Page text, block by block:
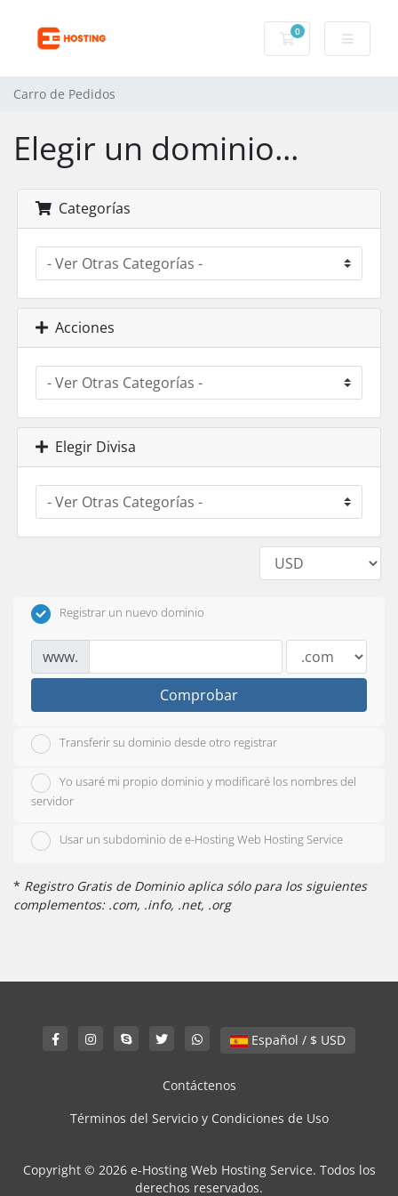
0
Carro de Pedidos
Carro de Pedidos
Elegir un dominio...
Categorías
Acciones
Elegir Divisa
Registrar un nuevo dominio
www.
Comprobar
Transferir su dominio desde otro registrar
Yo usaré mi propio dominio y modificaré los nombres del
servidor
Usar un subdominio de e-Hosting Web Hosting Service
* Registro Gratis de Dominio aplica sólo para los siguientes
complementos: .com, .info, .net, .org
Español / $ USD
Contáctenos
Términos del Servicio y Condiciones de Uso
Copyright © 2026 e-Hosting Web Hosting Service. Todos los
derechos reservados.